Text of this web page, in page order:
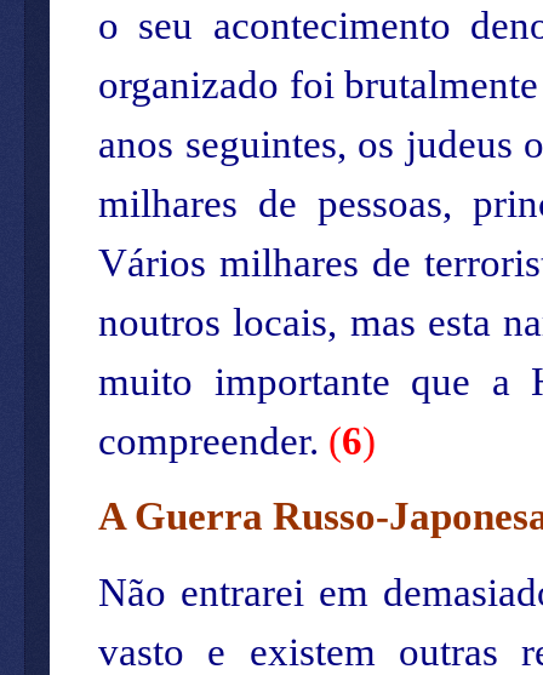
o seu acontecimento
organizado foi
anos seguintes, os judeus
milhares de pessoas,
Vários milhares de
noutros locais, mas esta
muito importante que a
compreender. (6)
A Guerra Russo-
Não entrarei em
vasto e existem outras